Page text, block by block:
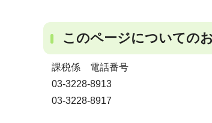
このページについての
課税係 電話番号
03-3228-8913
03-3228-8917